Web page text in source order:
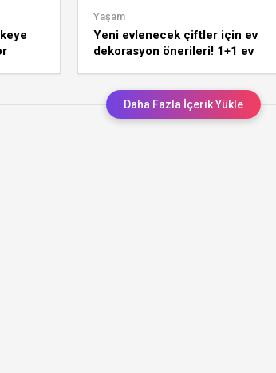
Yaşam
Yeni evlenecek çiftler için ev
dekorasyon önerileri! 1+1 ev
Daha Fazla İçerik Yükle